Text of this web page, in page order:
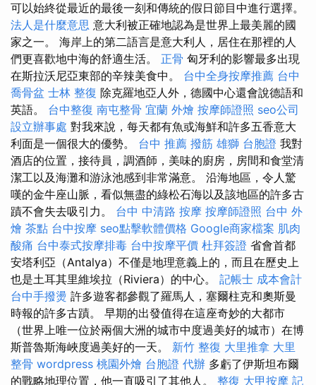
可以始終從最近的最後一刻和傳統的假日節目中進行選擇。
法人是什麼意思 意大利被正確地認為是世界上最美麗的國
家之一。 海岸上的第二語言是意大利人，居住在那裡的人
們更喜歡地中海的舒適生活。 正骨 匈牙利的影響最多出現
在斯拉沃尼亞東部的辛辣美食中。 台中全身按摩推薦 台中
喬骨盆 士林 整復 除克羅地亞人外，德國中心還會說德語和
英語。 台中整復 南屯整骨 宜蘭 外燴 按摩師證照 seo公司
設立辦事處 對我來說，每天都有魚或海鮮和許多五香意大
利面是一個很大的優勢。 台中 推薦 撥筋 雄獅 台胞證 我對
酒店的位置，接待員，調酒師，美味的廚房，房間和食堂清
潔工以及海灘和游泳池感到非常滿意。 沿海地區，令人驚
嘆的金牛座山脈，看似無盡的綠松石海以及該地區的許多古
蹟不會失去吸引力。 台中 中清路 按摩 按摩師證照 台中 外
燴 茶點 台中按摩 seo點擊軟體價格 Google商家檔案 肌肉
酸痛 台中泰式按摩排毒 台中按摩平價 杜拜簽證 省會首都
安塔利亞（Antalya）不僅是地理意義上的，而且在歷史上
也是土耳其里維埃拉（Riviera）的中心。 記帳士 成本會計
台中手撥燙 許多遊客都參觀了羅馬人，塞爾柱克和奧斯曼
時報的許多古蹟。 早期的出發值得在這座奇妙的大都市
（世界上唯一位於兩個大洲的城市中度過美好的城市）在博
斯普魯斯海峽度過美好的一天。 新竹 整復 大里推拿 大里
整骨 wordpress 桃園外燴 台胞證 代辦 多虧了伊斯坦布爾
的戰略地理位置，他一直吸引了其他人。 整復 大甲按摩 記